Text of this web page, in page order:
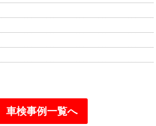
車検事例一覧へ